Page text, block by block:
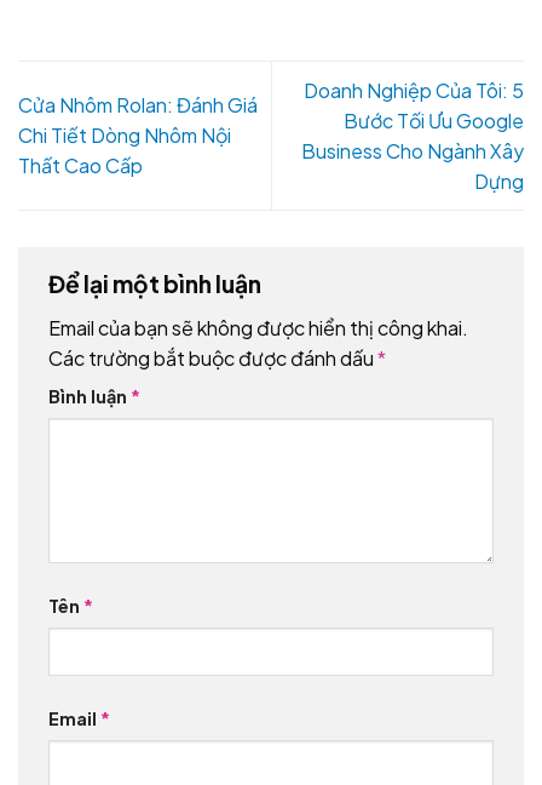
Cửa Nhôm Rolan: Đánh Giá
Chi Tiết Dòng Nhôm Nội
Thất Cao Cấp
Doanh Nghiệp Của Tôi: 5
Bước Tối Ưu Google
Business Cho Ngành Xây
Dựng
Để lại một bình luận
Email của bạn sẽ không được hiển thị công khai.
Các trường bắt buộc được đánh dấu*
Bình luận *
Tên *
Email *